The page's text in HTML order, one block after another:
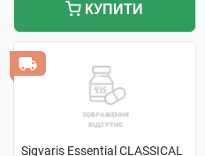
КУПИТИ
Sigvaris Essential CLASSICAL